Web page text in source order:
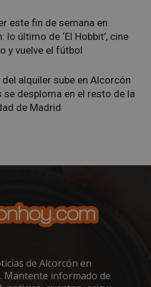
este fin de semana en
lo último de ‘El Hobbit’, cine
y vuelve el fútbol
del alquiler sube en Alcorcón
se desploma en el resto de la
de Madrid
de Alcorcón en
. Mantente informado de